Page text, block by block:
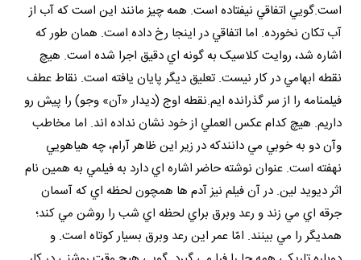
است.گويي اتفاقي نيفتاده است. همه چيز مانند اين است که آب از
آب تکان نخورده. اما اتفاقي در اينجا رخ داده است. همان طور که
اشاره شد، روايت کلاسيک به گونه اي دقيق اجرا شده است. هيچ
نقطه ابهامي در کار نيست. تعليق ديگر پايان يافته است. نقاط عطف
فيلمنامه را از سر گذرانده ايم.نقطه اوج (ديدار «آن» وجو) را پيش رو
داريم. هيچ کدام عکس العملي از خود نشان نداده اند. اما مخاطب
وآن دو به خوبي مي دانندکه در زير اين ظاهر آرام، چه هياهويي
نهفته است. عنوان نوشته حاضر اشاره اي دارد به فيلمي به همين نام
اثر ديويد لين. در آن فيلم نيز آدم ها همچون لحظه اي که آسمان
جرقه اي مي زند و رعد وبرق براي لحظه اي شب را روشن مي کند؛
همديگر را مي بينند. امّا عمر اين رعد وبرق بسيار کوتاه است. و